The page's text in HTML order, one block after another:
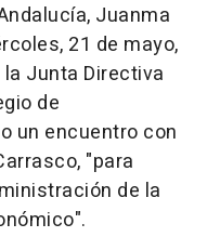
Juanma
21 de mayo,
Junta Directiva
de
un encuentro con
"para
de la